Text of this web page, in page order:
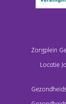
Zorgplein
Locatie